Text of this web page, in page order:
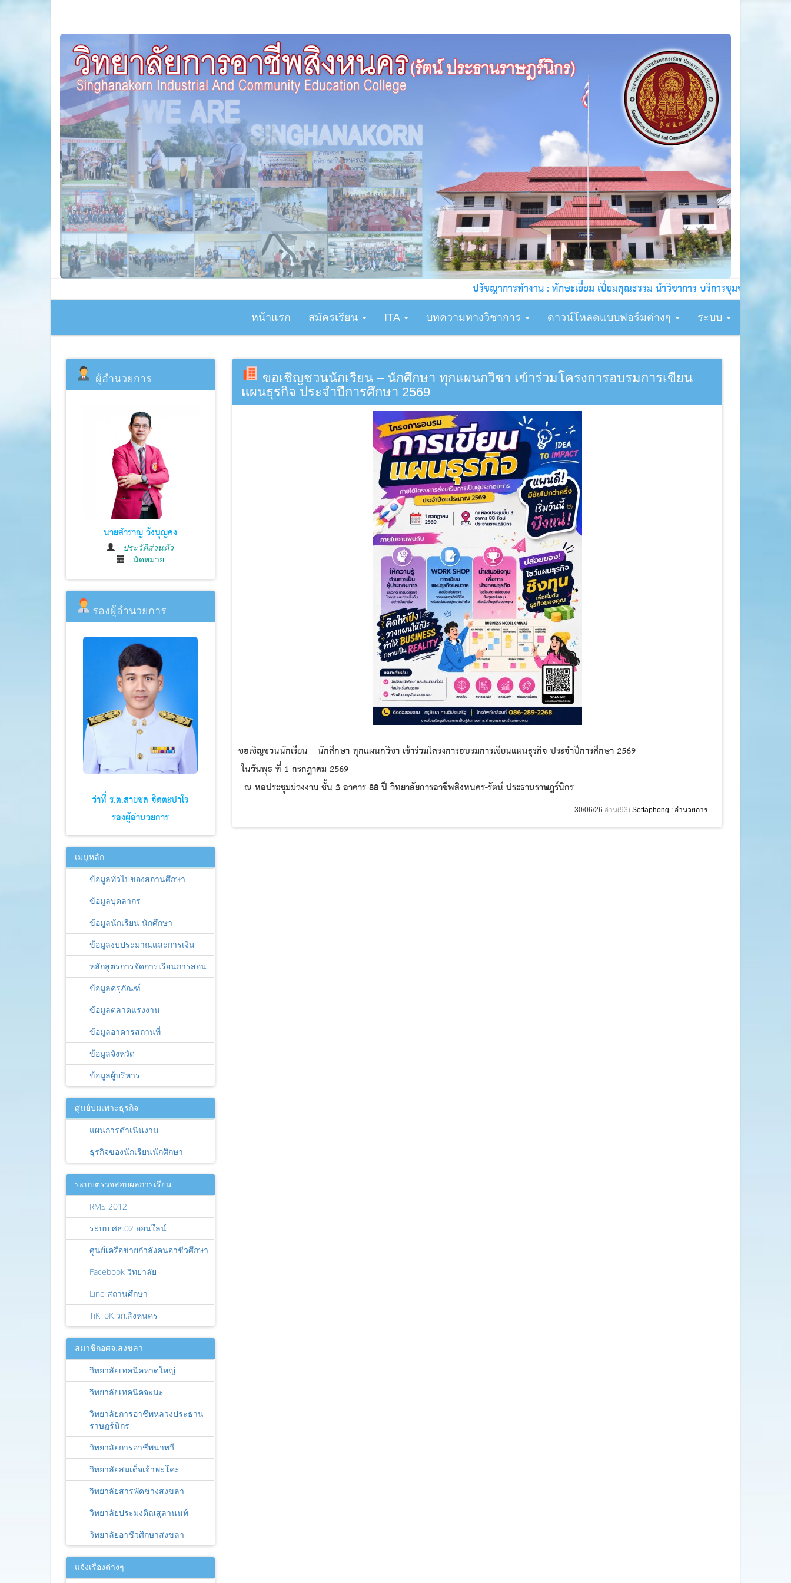
ปรัชญาการทำงาน : ทักษะเยี่ยม เปี่ยมคุณธรรม นำวิชาการ บริการชุมชน !!!
หน้าแรก สมัครเรียน ITA บทความทางวิชาการ ดาวน์โหลดแบบฟอร์มต่างๆ ระบบ
ผู้อำนวยการ
นายสำราญ วังบุญคง
ประวัติส่วนตัว
นัดหมาย
รองผู้อำนวยการ
ว่าที่ ร.ต.สายชล จิตตะปาโร
รองผู้อำนวยการ
เมนูหลัก
ข้อมูลทั่วไปของสถานศึกษา
ข้อมูลบุคลากร
ข้อมูลนักเรียน นักศึกษา
ข้อมูลงบประมาณและการเงิน
หลักสูตรการจัดการเรียนการสอน
ข้อมูลครุภัณฑ์
ข้อมูลตลาดแรงงาน
ข้อมูลอาคารสถานที่
ข้อมูลจังหวัด
ข้อมูลผู้บริหาร
ศูนย์บ่มเพาะธุรกิจ
แผนการดำเนินงาน
ธุรกิจของนักเรียนนักศึกษา
ระบบตรวจสอบผลการเรียน
RMS 2012
ระบบ ศธ.02 ออนใลน์
ศูนย์เครือข่ายกำลังคนอาชีวศึกษา
Facebook วิทยาลัย
Line สถานศึกษา
TiKToK วก.สิงหนคร
สมาชิกอศจ.สงขลา
วิทยาลัยเทคนิคหาดใหญ่
วิทยาลัยเทคนิคจะนะ
วิทยาลัยการอาชีพหลวงประธาน
ราษฎร์นิกร
วิทยาลัยการอาชีพนาทวี
วิทยาลัยสมเด็จเจ้าพะโคะ
วิทยาลัยสารพัดช่างสงขลา
วิทยาลัยประมงติณสูลานนท์
วิทยาลัยอาชีวศึกษาสงขลา
แจ้งเรื่องต่างๆ
ขอเชิญชวนนักเรียน – นักศึกษา ทุกแผนกวิชา เข้าร่วมโครงการอบรมการเขียน
แผนธุรกิจ ประจำปีการศึกษา 2569
ขอเชิญชวนนักเรียน – นักศึกษา ทุกแผนกวิชา เข้าร่วมโครงการอบรมการเขียนแผนธุรกิจ ประจำปีการศึกษา 2569
ในวันพุธ ที่ 1 กรกฎาคม 2569
ณ หอประชุมม่วงงาม ชั้น 3 อาคาร 88 ปี วิทยาลัยการอาชีพสิงหนคร-รัตน์ ประธานราษฎร์นิกร
30/06/26 อ่าน(93) Settaphong : อำนวยการ